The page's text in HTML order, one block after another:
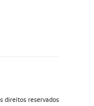
direitos reservados